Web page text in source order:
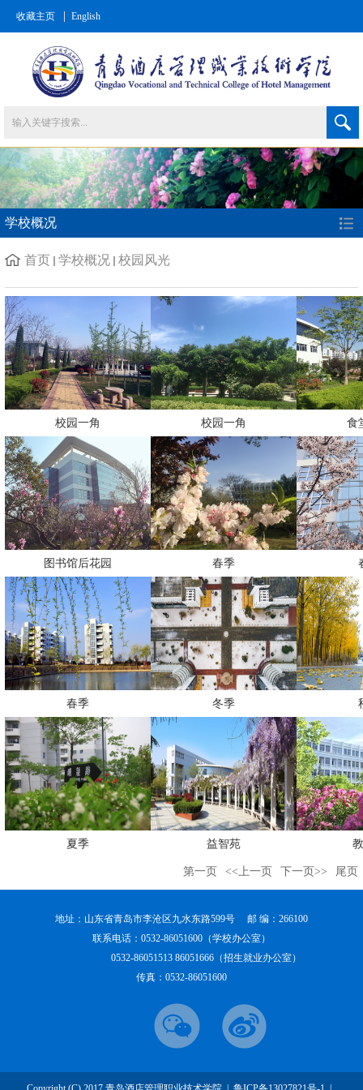
收藏主页 English
学校概况
首页 学校概况 校园风光
校园一角 校园一角 食
图书馆后花园 春季
春季 冬季
夏季 益智苑
第一页 <<上一页 下一页>> 尾页
地址：山东省青岛市李沧区九水东路599号 邮 编：266100
联系电话：0532-86051600（学校办公室）
0532-86051513 86051666（招生就业办公室）
传真：0532-86051600